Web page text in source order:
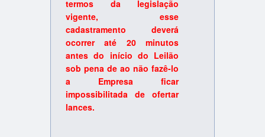
termos da legislação
vigente, esse
cadastramento deverá
ocorrer até 20 minutos
antes do início do Leilão
sob pena de ao não fazê-lo
a Empresa ficar
impossibilitada de ofertar
lances.